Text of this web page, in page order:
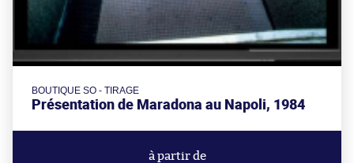
BOUTIQUE SO - TIRAGE
Présentation de Maradona au Napoli, 1984
à partir de